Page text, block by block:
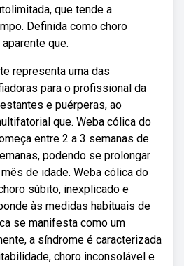
que tende a
Definida como choro
que.
representa uma das
para o profissional da
e puérperas, ao
que. Weba cólica do
entre 2 a 3 semanas de
podendo se prolongar
de idade. Weba cólica do
súbito, inexplicado e
às medidas habituais de
se manifesta como um
a síndrome é caracterizada
choro inconsolável e